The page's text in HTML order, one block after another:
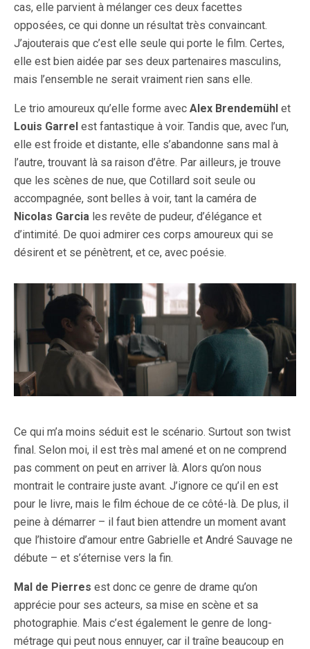
cas, elle parvient à mélanger ces deux facettes
opposées, ce qui donne un résultat très convaincant.
J’ajouterais que c’est elle seule qui porte le film. Certes,
elle est bien aidée par ses deux partenaires masculins,
mais l’ensemble ne serait vraiment rien sans elle.
Le trio amoureux qu’elle forme avec Alex Brendemühl et
Louis Garrel est fantastique à voir. Tandis que, avec l’un,
elle est froide et distante, elle s’abandonne sans mal à
l’autre, trouvant là sa raison d’être. Par ailleurs, je trouve
que les scènes de nue, que Cotillard soit seule ou
accompagnée, sont belles à voir, tant la caméra de
Nicolas Garcia les revête de pudeur, d’élégance et
d’intimité. De quoi admirer ces corps amoureux qui se
désirent et se pénètrent, et ce, avec poésie.
Ce qui m’a moins séduit est le scénario. Surtout son twist
final. Selon moi, il est très mal amené et on ne comprend
pas comment on peut en arriver là. Alors qu’on nous
montrait le contraire juste avant. J’ignore ce qu’il en est
pour le livre, mais le film échoue de ce côté-là. De plus, il
peine à démarrer – il faut bien attendre un moment avant
que l’histoire d’amour entre Gabrielle et André Sauvage ne
débute – et s’éternise vers la fin.
Mal de Pierres est donc ce genre de drame qu’on
apprécie pour ses acteurs, sa mise en scène et sa
photographie. Mais c’est également le genre de long-
métrage qui peut nous ennuyer, car il traîne beaucoup en